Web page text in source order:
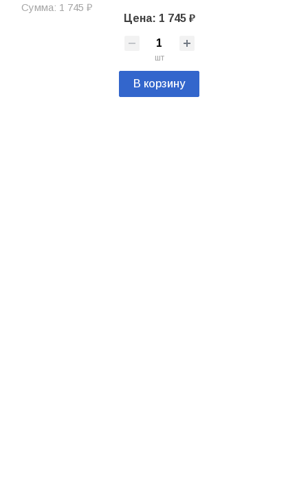
Сумма: 1 745 ₽
Цена: 1 745 ₽
шт
В корзину